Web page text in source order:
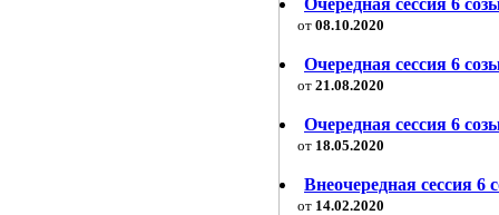
от 08.10.2020
Очередная сессия 6
от 21.08.2020
Очередная сессия 6
от 18.05.2020
Внеочередная сессия 6
от 14.02.2020